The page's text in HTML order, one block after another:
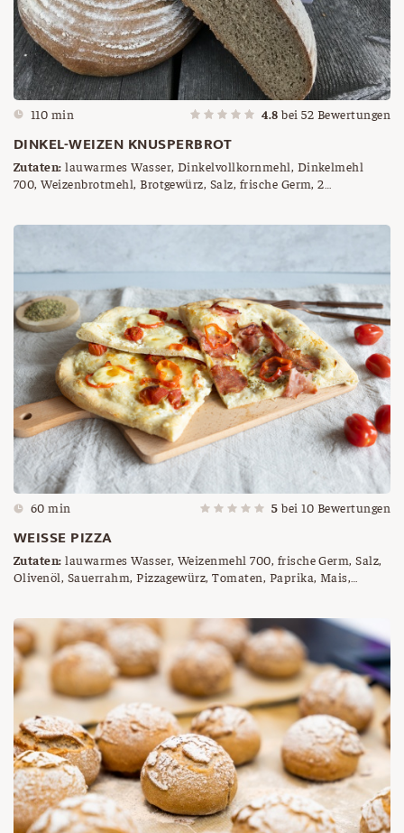
110 min 4.8 bei52 Bewertungen
DINKEL-WEIZEN KNUSPERBROT
Zutaten: lauwarmes Wasser, Dinkelvollkornmehl, Dinkelmehl
700, Weizenbrotmehl, Brotgewürz, Salz, frische Germ, 2
60 min 5 bei10 Bewertungen
WEISSE PIZZA
Zutaten: lauwarmes Wasser, Weizenmehl 700, frische Germ, Salz,
Olivenöl, Sauerrahm, Pizzagewürz, Tomaten, Paprika, Mais,